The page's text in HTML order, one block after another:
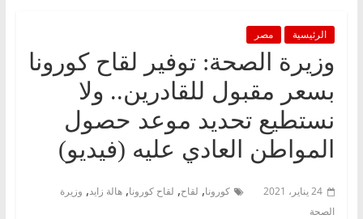
الرئيسية مصر
وزيرة الصحة: توفير لقاح كورونا
بسعر مقبول للقادرين.. ولا
نستطيع تحديد موعد حصول
المواطن العادي عليه (فيديو)
24 يناير، 2021 كورونا, لقاح, لقاح كورونا, هالة زايد, وزيرة
الصحة